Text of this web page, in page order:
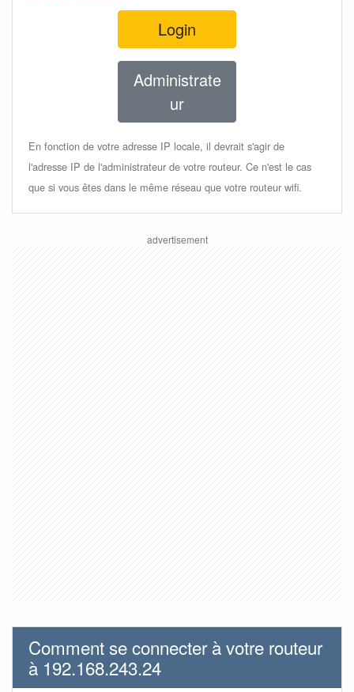
Login
Administrate
ur
En fonction de votre adresse IP locale, il devrait s'agir de
l'adresse IP de l'administrateur de votre routeur. Ce n'est le cas
que si vous êtes dans le même réseau que votre routeur wifi.
Comment se connecter à votre routeur
à 192.168.243.24